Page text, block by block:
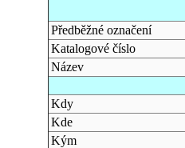
Předběžné označení
Katalogové číslo
Název
Kdy
Kde
Kým